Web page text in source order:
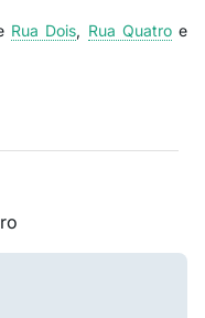
Rua Dois, Rua Quatroe